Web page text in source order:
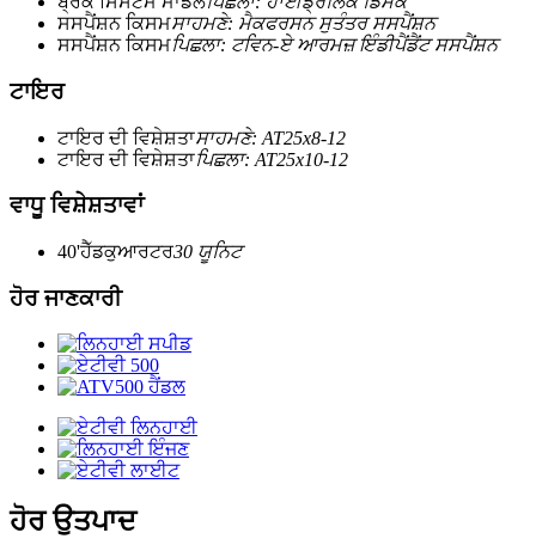
ਸਸਪੈਂਸ਼ਨ ਕਿਸਮਸਾਹਮਣੇ: ਮੈਕਫਰਸਨ ਸੁਤੰਤਰ ਸਸਪੈਂਸ਼ਨ
ਸਸਪੈਂਸ਼ਨ ਕਿਸਮਪਿਛਲਾ: ਟਵਿਨ-ਏ ਆਰਮਜ਼ ਇੰਡੀਪੈਂਡੈਂਟ ਸਸਪੈਂਸ਼ਨ
ਟਾਇਰ
ਟਾਇਰ ਦੀ ਵਿਸ਼ੇਸ਼ਤਾਸਾਹਮਣੇ: AT25x8-12
ਟਾਇਰ ਦੀ ਵਿਸ਼ੇਸ਼ਤਾਪਿਛਲਾ: AT25x10-12
ਵਾਧੂ ਵਿਸ਼ੇਸ਼ਤਾਵਾਂ
40'ਹੈੱਡਕੁਆਰਟਰ30 ਯੂਨਿਟ
ਹੋਰ ਜਾਣਕਾਰੀ
ਹੋਰ ਉਤਪਾਦ